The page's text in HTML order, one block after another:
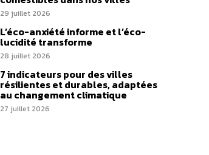
29 juillet 2026
L’éco-anxiété informe et l’éco-
lucidité transforme
28 juillet 2026
7 indicateurs pour des villes
résilientes et durables, adaptées
au changement climatique
27 juillet 2026